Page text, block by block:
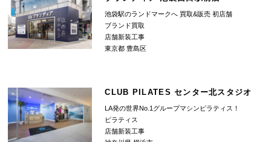
池袋駅のランドマークへ 買取&販売 初店舗
ブランド買取
店舗新装工事
東京都 豊島区
CLUB PILATES センター北スタジオ
LA発の世界No.1グループマシンピラティス！
ピラティス
店舗新装工事